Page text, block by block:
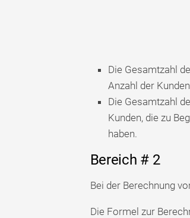
Die Gesamtzahl
Anzahl der
Die Gesamtzahl
Kunden, die zu
haben.
Bereich # 2
Bei der Berechnung
Die Formel zur